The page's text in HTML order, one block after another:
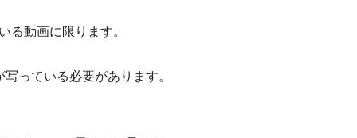
動画に限ります。
っている必要があります。